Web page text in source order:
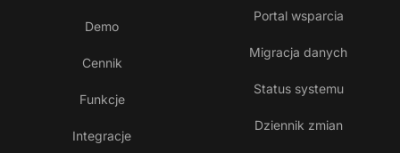
Demo
Cennik
Funkcje
Integracje
Portal wsparcia
Migracja danych
Status systemu
Dziennik zmian